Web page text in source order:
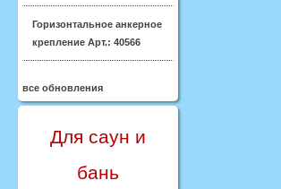
Горизонтальное анкерное
крепление Арт.: 40566
все обновления
Для саун и
бань